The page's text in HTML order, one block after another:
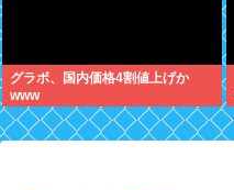
グラボ、国内価格4割値上げか
www